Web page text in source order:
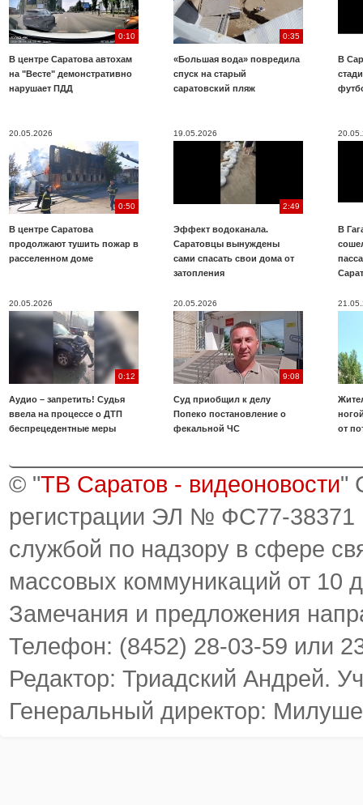
0:10
В центре Саратова автохам
на "Весте" демонстративно
нарушает ПДД
0:35
«Большая вода» повредила
спуск на старый
саратовский пляж
В
20.05.2026
0:50
В центре Саратова
продолжают тушить пожар в
расселенном доме
19.05.2026
2:49
Эффект водоканала.
Саратовцы вынуждены
сами спасать свои дома от
затопления
В
20.05.2026
0:12
Аудио – запретить! Судья
ввела на процессе о ДТП
беспрецедентные меры
20.05.2026
9:08
Суд приобщил к делу
Попеко постановление о
фекальной ЧС
от
© "ТВ Саратов - видеоновости"
регистрации ЭЛ № ФС77-38371
службой по надзору в сфере
массовых коммуникаций от 10
Замечания и предложения
Телефон: (8452) 28-03-59 или
Редактор: Триадский Андрей.
Генеральный директор: